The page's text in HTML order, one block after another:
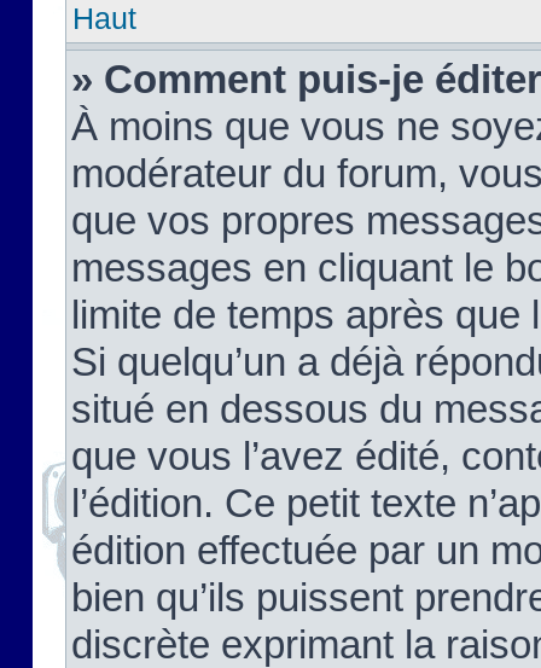
Haut
» Comment puis-je
À moins que vous ne
modérateur du forum,
que vos propres
messages en cliquant le
limite de temps après que
Si quelqu’un a déjà
situé en dessous du
que vous l’avez édité,
l’édition. Ce petit texte
édition effectuée par un
bien qu’ils puissent
discrète exprimant la